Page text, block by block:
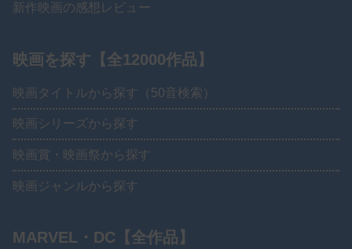
新作映画の感想レビュー
映画を探す【全12000作品】
映画タイトルから探す（50音検索）
映画シリーズから探す
映画賞・映画祭から探す
映画ジャンルから探す
MARVEL・DC【全作品】